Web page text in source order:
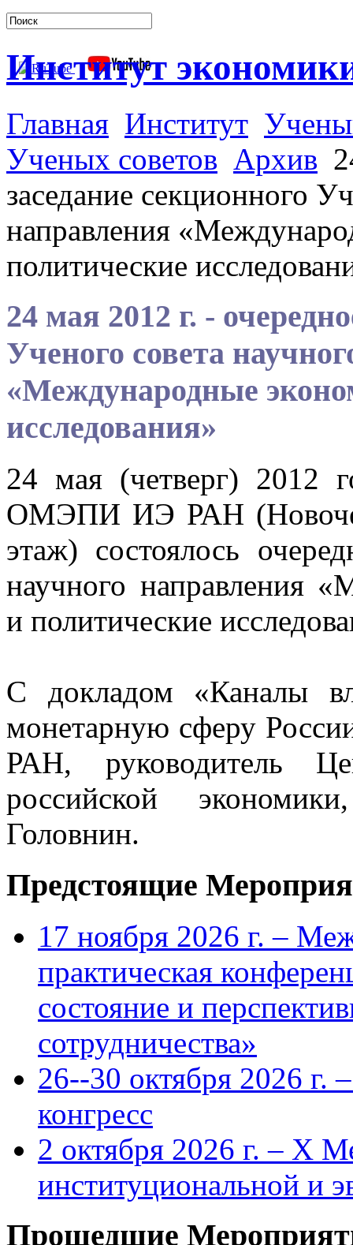
Институт
Главная Институт
Ученых советов Архив
заседание секционного
направления
политические
24 мая 2012 г. -
Ученого совета
«Международные
исследования»
24 мая (четверг) 2012
ОМЭПИ ИЭ РАН
этаж) состоялось
научного направления
и политические
С докладом «Каналы
монетарную сферу
РАН, руководитель
российской
Головнин.
Предстоящие
17 ноября 2026 г. –
практическая
состояние и
сотрудничества»
26--30 октября 2026 г.
конгресс
2 октября 2026 г. – X
институциональной и
Прошедшие